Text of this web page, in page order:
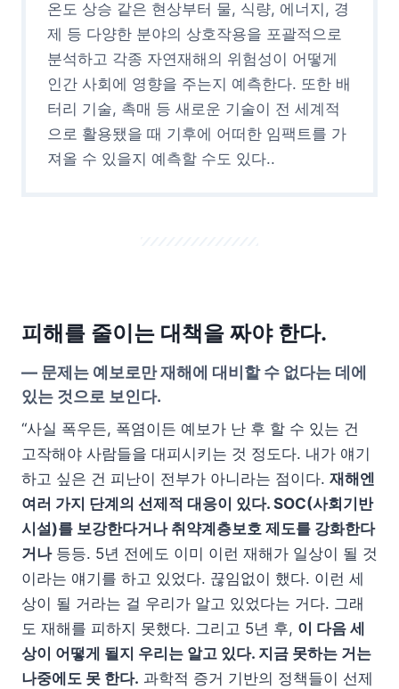
온도 상승 같은 현상부터 물, 식량, 에너지, 경
제 등 다양한 분야의 상호작용을 포괄적으로
분석하고 각종 자연재해의 위험성이 어떻게
인간 사회에 영향을 주는지 예측한다. 또한 배
터리 기술, 촉매 등 새로운 기술이 전 세계적
으로 활용됐을 때 기후에 어떠한 임팩트를 가
져올 수 있을지 예측할 수도 있다..
피해를 줄이는 대책을 짜야 한다.
— 문제는 예보로만 재해에 대비할 수 없다는 데에
있는 것으로 보인다.
“사실 폭우든, 폭염이든 예보가 난 후 할 수 있는 건
고작해야 사람들을 대피시키는 것 정도다. 내가 얘기
하고 싶은 건 피난이 전부가 아니라는 점이다. 재해엔
여러 가지 단계의 선제적 대응이 있다. SOC(사회기반
시설)를 보강한다거나 취약계층보호 제도를 강화한다
거나등등. 5년 전에도 이미 이런 재해가 일상이 될 것
이라는 얘기를 하고 있었다. 끊임없이 했다. 이런 세
상이 될 거라는 걸 우리가 알고 있었다는 거다. 그래
도 재해를 피하지 못했다. 그리고 5년 후, 이 다음 세
상이 어떻게 될지 우리는 알고 있다. 지금 못하는 거는
나중에도 못 한다. 과학적 증거 기반의 정책들이 선제